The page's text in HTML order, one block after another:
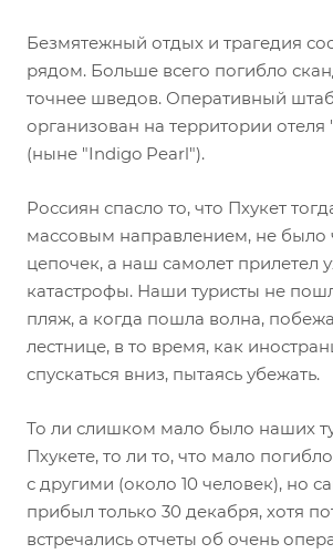
Безмятежный отдых и трагедия
рядом. Больше всего погибло
точнее шведов. Оперативный
организован на территории отеля
(ныне "Indigo Pearl").
Россиян спасло то, что Пхукет
массовым направлением, не было
цепочек, а наш самолет прилетел
катастрофы. Наши туристы не
пляж, а когда пошла волна,
лестнице, в то время, как
спускаться вниз, пытаясь убежать.
То ли слишком мало было наших
Пхукете, то ли то, что мало
с другими (около 10 человек), но
прибыл только 30 декабря, хотя
встречались отчеты об очень